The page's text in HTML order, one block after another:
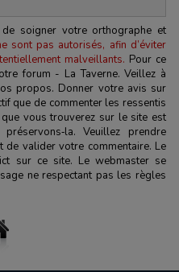
de soigner votre orthographe et
sont pas autorisés, afin d’éviter
malveillants. Pour ce
forum - La Taverne. Veillez à
propos. Donner votre avis sur
que de commenter les ressentis
vous trouverez sur le site est
Veuillez prendre
de valider votre commentaire. Le
sur ce site. Le webmaster se
ne respectant pas les règles